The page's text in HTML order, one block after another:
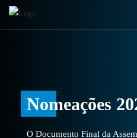
Nomeações
O Documento Final da